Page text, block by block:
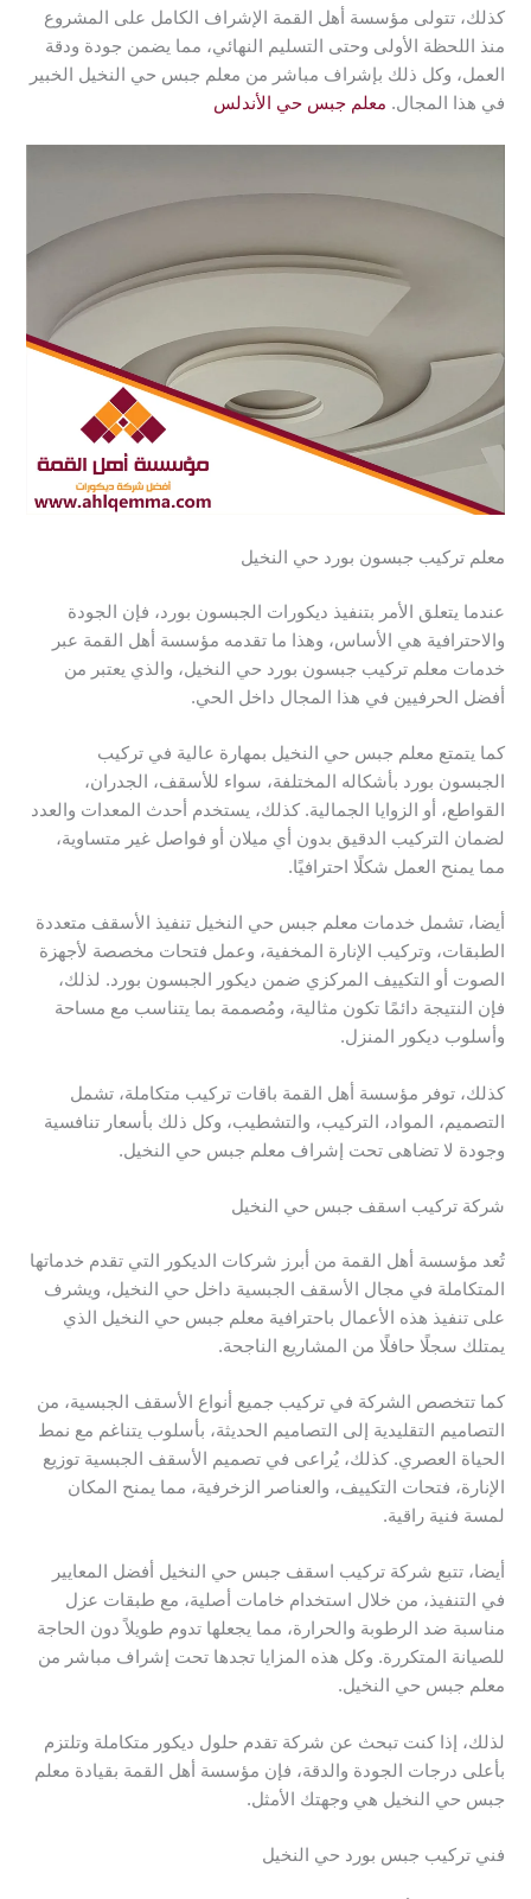
كذلك، تتولى مؤسسة أهل القمة الإشراف الكامل على المشروع
منذ اللحظة الأولى وحتى التسليم النهائي، مما يضمن جودة ودقة
العمل، وكل ذلك بإشراف مباشر من معلم جبس حي النخيل الخبير
في هذا المجال. معلم جبس حي الأندلس
معلم تركيب جبسون بورد حي النخيل
عندما يتعلق الأمر بتنفيذ ديكورات الجبسون بورد، فإن الجودة
والاحترافية هي الأساس، وهذا ما تقدمه مؤسسة أهل القمة عبر
خدمات معلم تركيب جبسون بورد حي النخيل، والذي يعتبر من
أفضل الحرفيين في هذا المجال داخل الحي.
كما يتمتع معلم جبس حي النخيل بمهارة عالية في تركيب
الجبسون بورد بأشكاله المختلفة، سواء للأسقف، الجدران،
القواطع، أو الزوايا الجمالية. كذلك، يستخدم أحدث المعدات والعدد
لضمان التركيب الدقيق بدون أي ميلان أو فواصل غير متساوية،
مما يمنح العمل شكلًا احترافيًا.
أيضا، تشمل خدمات معلم جبس حي النخيل تنفيذ الأسقف متعددة
الطبقات، وتركيب الإنارة المخفية، وعمل فتحات مخصصة لأجهزة
الصوت أو التكييف المركزي ضمن ديكور الجبسون بورد. لذلك،
فإن النتيجة دائمًا تكون مثالية، ومُصممة بما يتناسب مع مساحة
وأسلوب ديكور المنزل.
كذلك، توفر مؤسسة أهل القمة باقات تركيب متكاملة، تشمل
التصميم، المواد، التركيب، والتشطيب، وكل ذلك بأسعار تنافسية
وجودة لا تضاهى تحت إشراف معلم جبس حي النخيل.
شركة تركيب اسقف جبس حي النخيل
تُعد مؤسسة أهل القمة من أبرز شركات الديكور التي تقدم خدماتها
المتكاملة في مجال الأسقف الجبسية داخل حي النخيل، ويشرف
على تنفيذ هذه الأعمال باحترافية معلم جبس حي النخيل الذي
يمتلك سجلًا حافلًا من المشاريع الناجحة.
كما تتخصص الشركة في تركيب جميع أنواع الأسقف الجبسية، من
التصاميم التقليدية إلى التصاميم الحديثة، بأسلوب يتناغم مع نمط
الحياة العصري. كذلك، يُراعى في تصميم الأسقف الجبسية توزيع
الإنارة، فتحات التكييف، والعناصر الزخرفية، مما يمنح المكان
لمسة فنية راقية.
أيضا، تتبع شركة تركيب اسقف جبس حي النخيل أفضل المعايير
في التنفيذ، من خلال استخدام خامات أصلية، مع طبقات عزل
مناسبة ضد الرطوبة والحرارة، مما يجعلها تدوم طويلاً دون الحاجة
للصيانة المتكررة. وكل هذه المزايا تجدها تحت إشراف مباشر من
معلم جبس حي النخيل.
لذلك، إذا كنت تبحث عن شركة تقدم حلول ديكور متكاملة وتلتزم
بأعلى درجات الجودة والدقة، فإن مؤسسة أهل القمة بقيادة معلم
جبس حي النخيل هي وجهتك الأمثل.
فني تركيب جبس بورد حي النخيل